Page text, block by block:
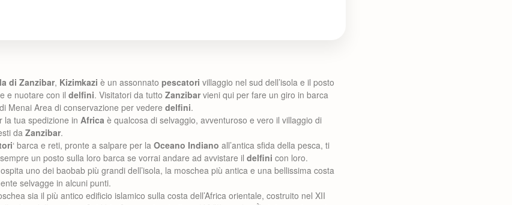
di Zanzibar, Kizimkazi è un assonnato pescatori villaggio nel sud dell’isola e il posto
e nuotare con il delfini. Visitatori da tutto Zanzibar vieni qui per fare un giro in barca
Menai Area di conservazione per vedere delfini.
la tua spedizione in Africa è qualcosa di selvaggio, avventuroso e vero il villaggio di
da Zanzibar.
‘ barca e reti, pronte a salpare per la Oceano Indiano all’antica sfida della pesca, ti
un posto sulla loro barca se vorrai andare ad avvistare il delfini con loro.
ospita uno dei baobab più grandi dell’isola, la moschea più antica e una bellissima costa
selvagge in alcuni punti.
sia il più antico edificio islamico sulla costa dell’Africa orientale, costruito nel XII